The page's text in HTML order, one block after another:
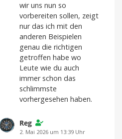
wir uns nun so
vorbereiten sollen, zeigt
nur das ich mit den
anderen Beispielen
genau die richtigen
getroffen habe wo
Leute wie du auch
immer schon das
schlimmste
vorhergesehen haben.
Reg
2. Mai 2026 um 13:39 Uhr